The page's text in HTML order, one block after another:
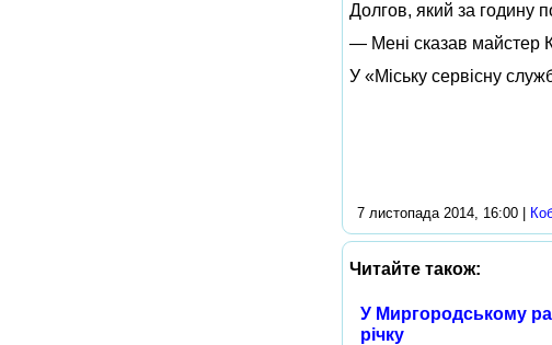
Долгов, який за годину
— Мені сказав майстер
У «Міську сервісну
7 листопада 2014, 16:00 |
Читайте також:
У Миргородському
річку